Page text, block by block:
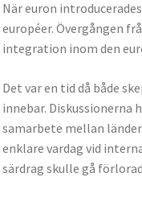
När euron
européer. Övergången
integration inom den
Det var en tid då både
innebar.
samarbete mellan
enklare vardag vid
särdrag skulle gå